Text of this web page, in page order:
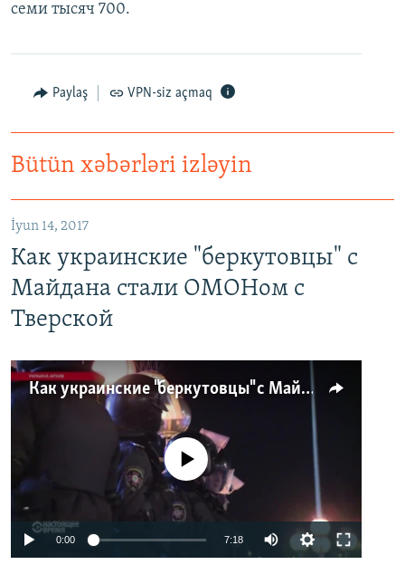
семи тысяч 700.
Paylaş VPN-siz açmaq
Bütün xəbərləri izləyin
İyun 14, 2017
Как украинские "беркутовцы" с
Майдана стали ОМОНом с
Тверской
Как украинские "беркутовцы" с Майдана стали ОМОНом с Тверской
No media source currently available
0:00 7:18